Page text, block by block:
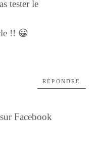
tester le
!! 😀
Facebook
RÉPONDRE